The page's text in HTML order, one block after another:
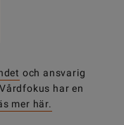
och ansvarig
har en
mer här.